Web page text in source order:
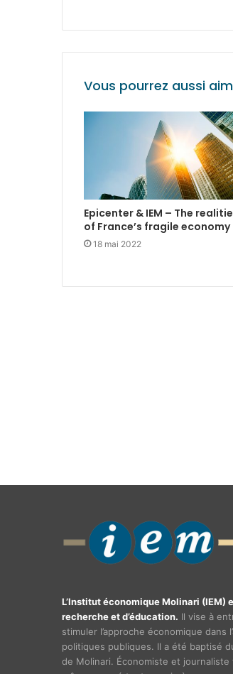
Vous pourrez aussi
Epicenter & IEM – The
of France’s fragile economy
18 mai 2022
L’Institut économique Molinari (IEM)
recherche et d’éducation. Il vise à
stimuler l’approche économique dans
politiques publiques. Il a été baptisé
de Molinari. Économiste et